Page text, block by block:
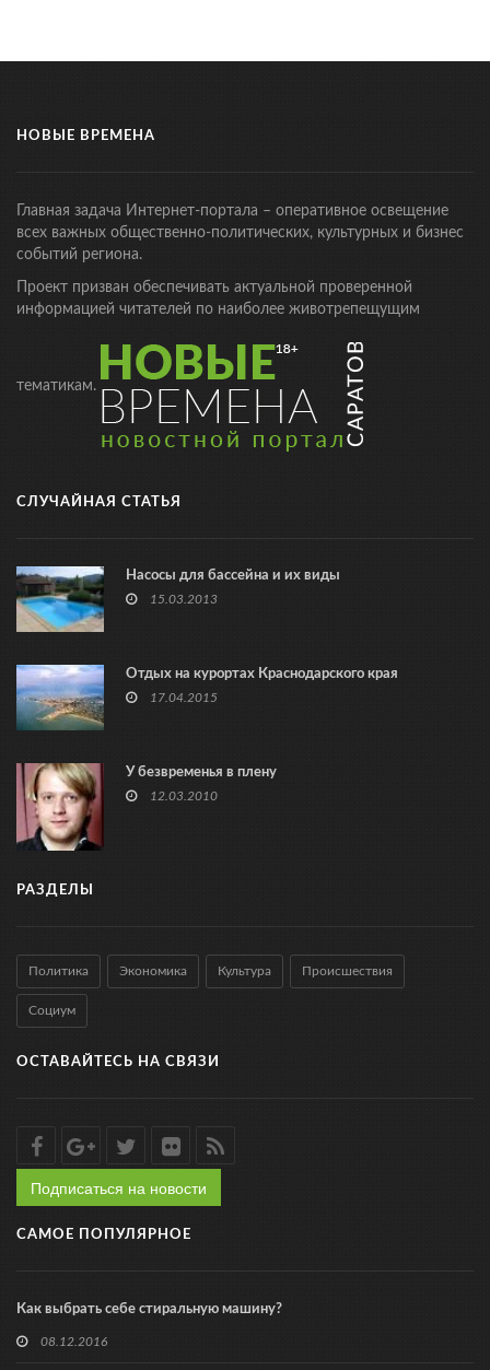
НОВЫЕ ВРЕМЕНА
Главная задача Интернет-портала – оперативное освещение
всех важных общественно-политических, культурных и бизнес
событий региона.
Проект призван обеспечивать актуальной проверенной
информацией читателей по наиболее животрепещущим
тематикам.
СЛУЧАЙНАЯ СТАТЬЯ
Насосы для бассейна и их виды
15.03.2013
Отдых на курортах Краснодарского края
17.04.2015
У безвременья в плену
12.03.2010
РАЗДЕЛЫ
Политика Экономика Культура Происшествия
Социум
ОСТАВАЙТЕСЬ НА СВЯЗИ
Подписаться на новости
САМОЕ ПОПУЛЯРНОЕ
Как выбрать себе стиральную машину?
08.12.2016